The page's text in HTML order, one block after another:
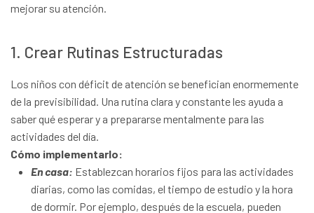
mejorar su atención.
1. Crear Rutinas Estructuradas
Los niños con déficit de atención se benefician enormemente
de la previsibilidad. Una rutina clara y constante les ayuda a
saber qué esperar y a prepararse mentalmente para las
actividades del día.
Cómo implementarlo:
En casa: Establezcan horarios fijos para las actividades
diarias, como las comidas, el tiempo de estudio y la hora
de dormir. Por ejemplo, después de la escuela, pueden